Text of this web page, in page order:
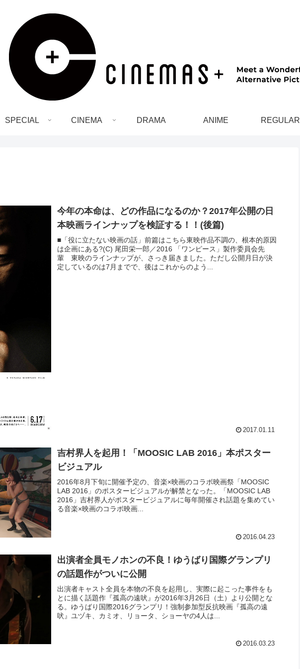
SPECIAL CINEMA DRAMA ANIME REGULAR
今年の本命は、どの作品になるのか？2017年公開の日
本映画ラインナップを検証する！！(後篇)
■「役に立たない映画の話」前篇はこちら東映作品不調の、根本的原因
は企画にある?(C) 尾田栄一郎／2016 「ワンピース」製作委員会先
輩 東映のラインナップが、さっき届きました。ただし公開月日が決
定しているのは7月までで、後はこれからのよう...
2017.01.11
吉村界人を起用！「MOOSIC LAB 2016」本ポスター
ビジュアル
2016年8月下旬に開催予定の、音楽×映画のコラボ映画祭「MOOSIC
LAB 2016」のポスタービジュアルが解禁となった。「MOOSIC LAB
2016」吉村界人がポスタービジュアルに毎年開催され話題を集めてい
る音楽×映画のコラボ映画...
2016.04.23
出演者全員モノホンの不良！ゆうばり国際グランプリ
の話題作がついに公開
出演者キャスト全員を本物の不良を起用し、実際に起こった事件をも
とに描く話題作『孤高の遠吠』が2016年3月26日（土）より公開とな
る。ゆうばり国際2016グランプリ！強制参加型反抗映画『孤高の遠
吠』ユヅキ、カミオ、リョータ、ショーヤの4人は...
2016.03.23